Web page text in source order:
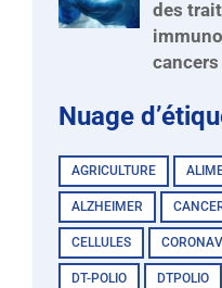
des
cancers
Nuage
AGRICULTURE
ALZHEIMER
CELLULES
DT-POLIO DTPOLIO